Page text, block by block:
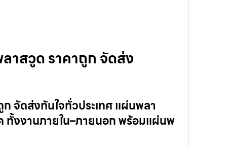
าสวูด ราคาถูก จัดส่ง
จัดส่งทันใจทั่วประเทศ แผ่นพลา
งงานภายใน–ภายนอก พร้อมแผ่นพ